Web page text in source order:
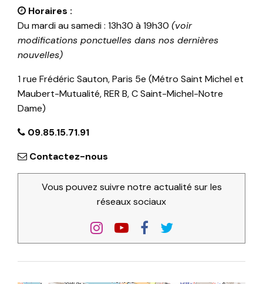
Horaires :
Du mardi au samedi : 13h30 à 19h30 (voir
modifications ponctuelles dans nos dernières
nouvelles)
1 rue Frédéric Sauton, Paris 5e (Métro Saint Michel et
Maubert-Mutualité, RER B, C Saint-Michel-Notre
Dame)
09.85.15.71.91
Contactez-nous
Vous pouvez suivre notre actualité sur les
réseaux sociaux